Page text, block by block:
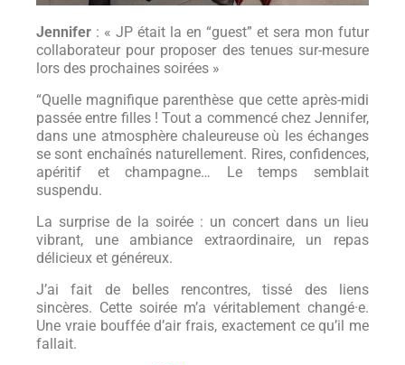
Jennifer : « JP était la en “guest” et sera mon futur
collaborateur pour proposer des tenues sur-mesure
lors des prochaines soirées »
“Quelle magnifique parenthèse que cette après-midi
passée entre filles ! Tout a commencé chez Jennifer,
dans une atmosphère chaleureuse où les échanges
se sont enchaînés naturellement. Rires, confidences,
apéritif et champagne… Le temps semblait
suspendu.
La surprise de la soirée : un concert dans un lieu
vibrant, une ambiance extraordinaire, un repas
délicieux et généreux.
J’ai fait de belles rencontres, tissé des liens
sincères. Cette soirée m’a véritablement changé·e.
Une vraie bouffée d’air frais, exactement ce qu’il me
fallait.